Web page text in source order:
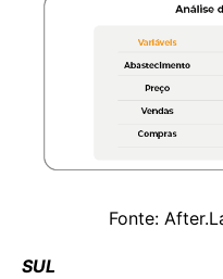
Fonte:
SUL